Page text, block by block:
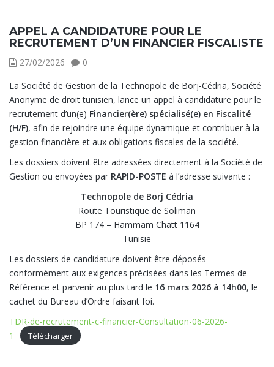
APPEL A CANDIDATURE POUR LE
RECRUTEMENT D’UN FINANCIER FISCALISTE
27/02/2026
0
La Société de Gestion de la Technopole de Borj-Cédria, Société
Anonyme de droit tunisien, lance un appel à candidature pour le
recrutement d’un(e) Financier(ère) spécialisé(e) en Fiscalité
(H/F), afin de rejoindre une équipe dynamique et contribuer à la
gestion financière et aux obligations fiscales de la société.
Les dossiers doivent être adressées directement à la Société de
Gestion ou envoyées par RAPID-POSTE à l’adresse suivante :
Technopole de Borj Cédria
Route Touristique de Soliman
BP 174 – Hammam Chatt 1164
Tunisie
Les dossiers de candidature doivent être déposés
conformément aux exigences précisées dans les Termes de
Référence et parvenir au plus tard le 16 mars 2026 à 14h00, le
cachet du Bureau d’Ordre faisant foi.
TDR-de-recrutement-c-financier-Consultation-06-2026-
1
Télécharger